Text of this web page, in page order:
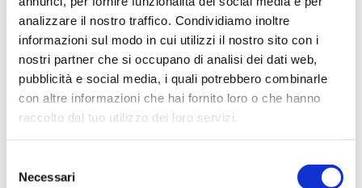
analizzare il nostro traffico. Condividiamo inoltre
informazioni sul modo in cui utilizzi il nostro sito con i
nostri partner che si occupano di analisi dei dati web,
pubblicità e social media, i quali potrebbero combinarle
con altre informazioni che hai fornito loro o che hanno
raccolto dal tuo utilizzo dei loro servizi.
delNecessari